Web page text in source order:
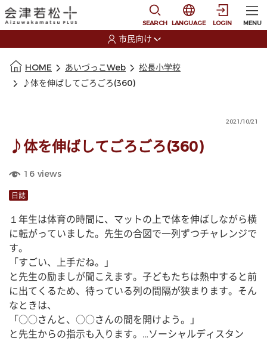
SEARCH
選択すると言語の切
LANGUAGE LOGIN MENU
市民向け
HOME あいづっこWeb
松長小学校
♪体を伸ばしてごろごろ(360)
2021/10/21
♪体を伸ばしてごろごろ(360)
16 views
日誌
１年生は体育の時間に、マットの上で体を伸ばしながら横
に転がっていました。先生の合図で一列ずつチャレンジで
す。
「すごい、上手だね。」
と先生の励ましが聞こえます。子どもたちは熱中すると前
に出てくるため、待っている列の間隔が狭まります。そん
なときは、
「○○さんと、○○さんの間を開けよう。」
と先生からの指示も入ります。…ソーシャルディスタン